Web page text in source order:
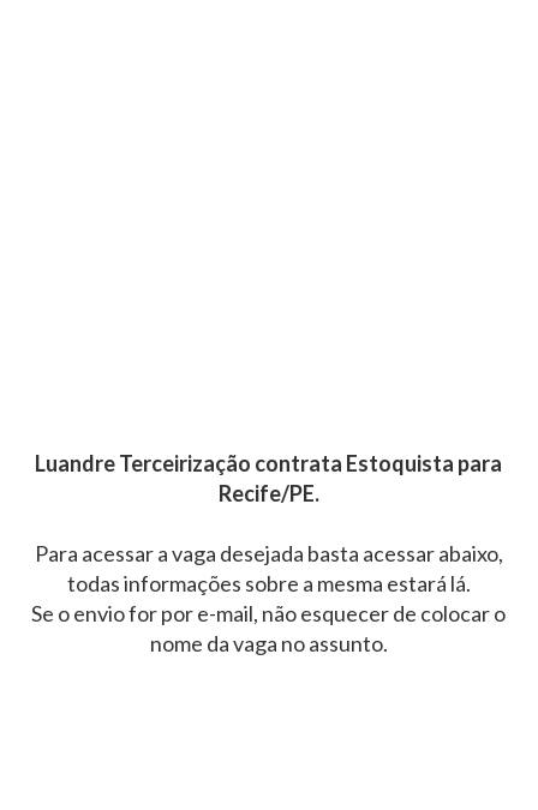
Luandre Terceirização contrata Estoquista para
Recife/PE.
Para acessar a vaga desejada basta acessar abaixo,
todas informações sobre a mesma estará lá.
Se o envio for por e-mail, não esquecer de colocar o
nome da vaga no assunto.